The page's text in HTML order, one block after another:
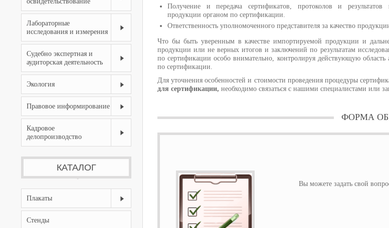
Лабораторные
исследования и измерения
Судебно экспертная и
аудиторская деятельность
Экология
Правовое информирование
Кадровое
делопроизводство
КАТАЛОГ
Плакаты
Стенды
Получение и передача сертификатов, протоколов и
продукции органом по сертификации.
Ответственность уполномоченного представителя за качество
Что бы быть уверенным в качестве импортируемой продукции и
продукции или не верных итогов и заключений по результатам
по сертификации особо внимательно, контролируя действующую
по сертификации.
Для уточнения особенностей и стоимости проведения процедуры
для сертификации, необходимо связаться с нашими специалистами или
ФОРМА
Вы можете задать свой